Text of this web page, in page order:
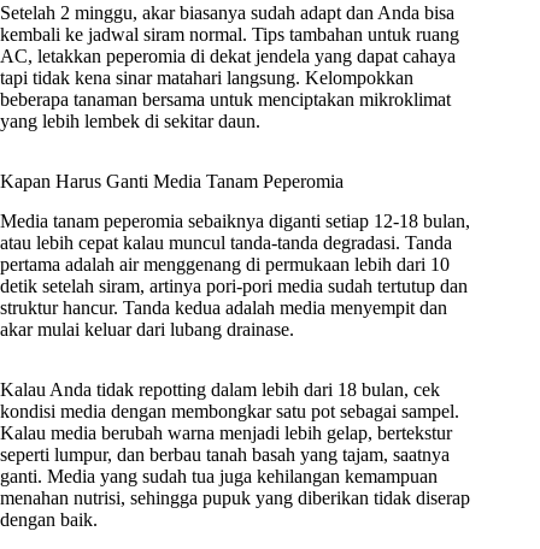
Setelah 2 minggu, akar biasanya sudah adapt dan Anda bisa
kembali ke jadwal siram normal. Tips tambahan untuk ruang
AC, letakkan peperomia di dekat jendela yang dapat cahaya
tapi tidak kena sinar matahari langsung. Kelompokkan
beberapa tanaman bersama untuk menciptakan mikroklimat
yang lebih lembek di sekitar daun.
Kapan Harus Ganti Media Tanam Peperomia
Media tanam peperomia sebaiknya diganti setiap 12-18 bulan,
atau lebih cepat kalau muncul tanda-tanda degradasi. Tanda
pertama adalah air menggenang di permukaan lebih dari 10
detik setelah siram, artinya pori-pori media sudah tertutup dan
struktur hancur. Tanda kedua adalah media menyempit dan
akar mulai keluar dari lubang drainase.
Kalau Anda tidak repotting dalam lebih dari 18 bulan, cek
kondisi media dengan membongkar satu pot sebagai sampel.
Kalau media berubah warna menjadi lebih gelap, bertekstur
seperti lumpur, dan berbau tanah basah yang tajam, saatnya
ganti. Media yang sudah tua juga kehilangan kemampuan
menahan nutrisi, sehingga pupuk yang diberikan tidak diserap
dengan baik.